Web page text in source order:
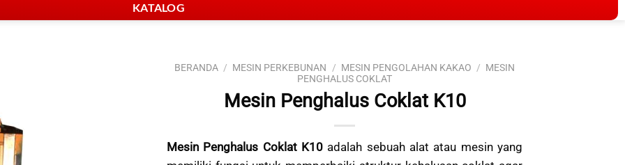
KATALOG
BERANDA / MESIN PERKEBUNAN / MESIN PENGOLAHAN KAKAO / MESIN
PENGHALUS COKLAT
Mesin Penghalus Coklat K10
Mesin Penghalus Coklat K10 adalah sebuah alat atau mesin yang